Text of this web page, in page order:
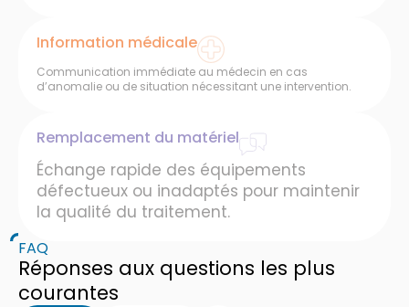
Information médicale
Communication immédiate au médecin en cas
d’anomalie ou de situation nécessitant une intervention.
Remplacement du matériel
Échange rapide des équipements
défectueux ou inadaptés pour maintenir
la qualité du traitement.
FAQ
Réponses aux questions les plus
courantes